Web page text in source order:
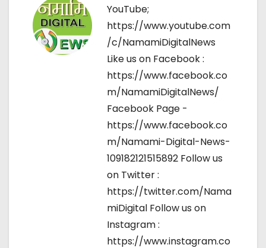
YouTube;
https://www.youtube.com
/c/NamamiDigitalNews
Like us on Facebook :
https://www.facebook.co
m/NamamiDigitalNews/
Facebook Page -
https://www.facebook.co
m/Namami-Digital-News-
109182121515892 Follow us
on Twitter :
https://twitter.com/Nama
miDigital Follow us on
Instagram :
https://www.instagram.co